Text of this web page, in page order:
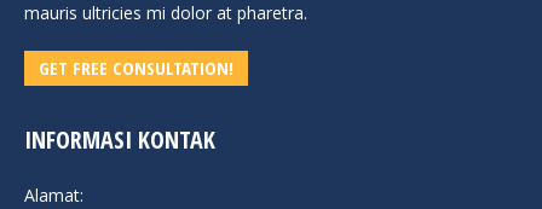
mauris ultricies mi dolor at pharetra.
GET FREE CONSULTATION!
INFORMASI KONTAK
Alamat: